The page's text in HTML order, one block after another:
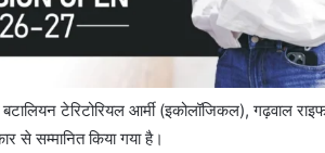
टेरिटोरियल आर्मी (इकोलॉजिकल), गढ़वाल
से सम्मानित किया गया है।